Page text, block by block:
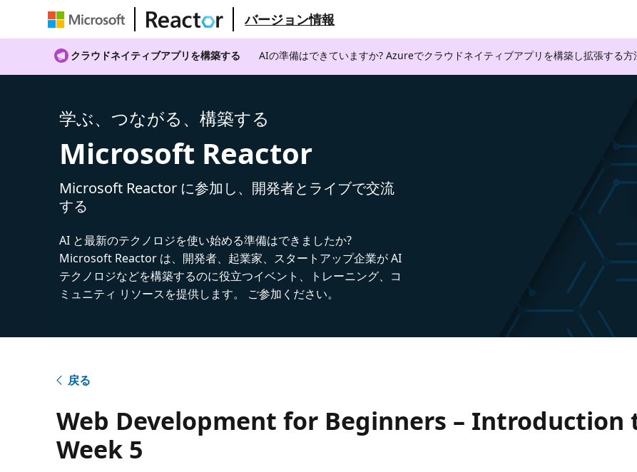
バージョン情報
クラウドネイティブアプリを構築する AIの準備はできていますか? Azureでクラウドネイティブアプリを構築し拡張する方
学ぶ、つながる、構築する
Microsoft Reactor
Microsoft Reactor に参加し、開発者とライブで交流
する
AI と最新のテクノロジを使い始める準備はできましたか?
Microsoft Reactor は、開発者、起業家、スタートアップ企業が AI
テクノロジなどを構築するのに役立つイベント、トレーニング、コ
ミュニティ リソースを提供します。 ご参加ください。
戻る
Web Development for Beginners – Introduction
Week 5